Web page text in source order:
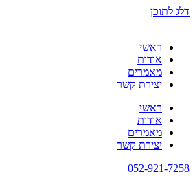
דלג לתוכן
ראשי
אודות
מאמרים
יצירת קשר
ראשי
אודות
מאמרים
יצירת קשר
052-921-7258